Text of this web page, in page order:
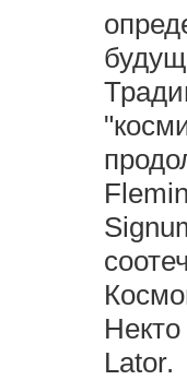
Lator.